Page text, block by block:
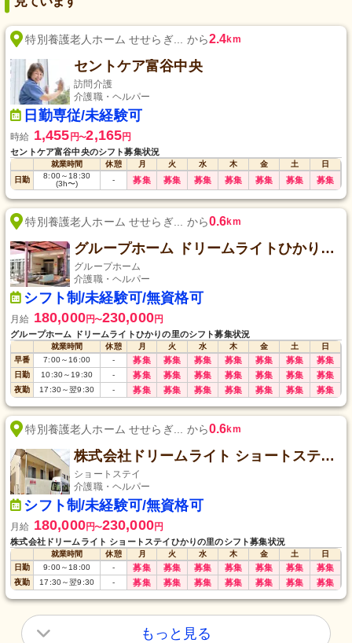
特別養護老人ホーム せせらぎ... から2.4km
セントケア富谷中央
訪問介護
介護職・ヘルパー
日勤専従/未経験可
時給 1,455 円〜2,165円
セントケア富谷中央のシフト募集状況
就業時間 休憩 月 火 水 木 金 土
日
日勤
8:00～18:30
(3h〜)
- 募集 募集 募集 募集 募集 募集 募集
特別養護老人ホーム せせらぎ... から0.6km
グループホーム ドリームライトひかりの里
グループホーム
介護職・ヘルパー
シフト制/未経験可/無資格可
月給 180,000円〜230,000円
グループホーム ドリームライトひかりの里のシフト募集状況
就業時間 休憩 月 火 水 木 金 土
日
早番
7:00～16:00 - 募集 募集 募集 募集 募集 募集 募集
日勤 10:30～19:30 - 募集 募集 募集 募集 募集 募集 募集
夜勤 17:30～翌9:30 - 募集 募集 募集 募集 募集 募集 募集
特別養護老人ホーム せせらぎ... から0.6km
株式会社ドリームライト ショートステイひかりの里
ショートステイ
介護職・ヘルパー
シフト制/未経験可/無資格可
月給 180,000円〜230,000円
株式会社ドリームライト ショートステイひかりの里のシフト募集状況
就業時間 休憩 月 火 水 木 金 土
日
日勤
9:00～18:00 - 募集 募集 募集 募集 募集 募集 募集
夜勤 17:30～翌9:30 - 募集 募集 募集 募集 募集 募集 募集
もっと見る